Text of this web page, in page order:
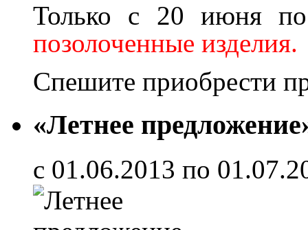
Только с 20 июня
позолоченные изделия.
Спешите приобрести
«Летнее
с 01.06.2013 по